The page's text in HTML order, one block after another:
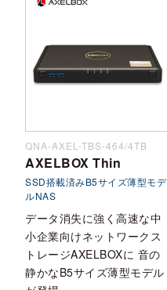
QNA-AXEL-TBS-464/4TB
AXELBOX Thin
SSD搭載済みB5サイズ薄型モデ
ルNAS
データ消失に強く高速な中
小企業向けネットワークス
トレージAXELBOXに 音の
静かなB5サイズ薄型モデル